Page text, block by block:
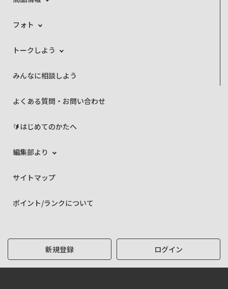
フォト
トークしよう
みんなに相談しよう
よくある質問・お問い合わせ
🔰はじめてのかたへ
編集部より
サイトマップ
ポイント/ランクについて
新規登録 ログイン